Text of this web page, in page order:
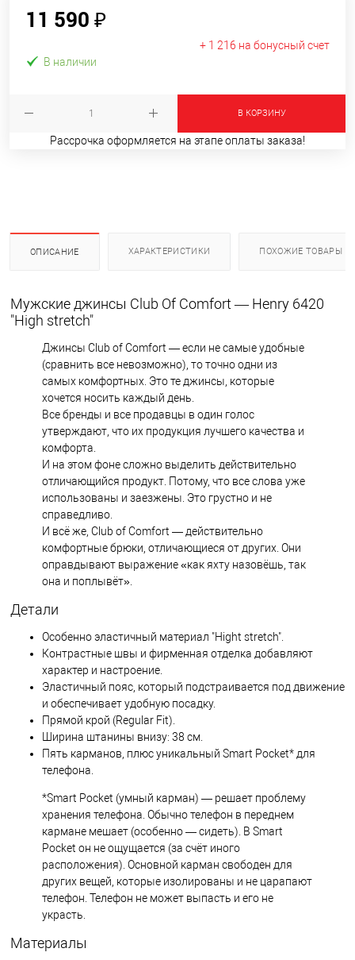
11 590 ₽
+ 1 216 на бонусный счет
В наличии
В КОРЗИНУ
Рассрочка оформляется на этапе оплаты заказа!
ОПИСАНИЕ ХАРАКТЕРИСТИКИ ПОХОЖИЕ ТОВАРЫ
Мужские джинсы Club Of Comfort — Henry 6420
"High stretch"
Джинсы Club of Comfort — если не самые удобные
(сравнить все невозможно), то точно одни из
самых комфортных. Это те джинсы, которые
хочется носить каждый день.
Все бренды и все продавцы в один голос
утверждают, что их продукция лучшего качества и
комфорта.
И на этом фоне сложно выделить действительно
отличающийся продукт. Потому, что все слова уже
использованы и заезжены. Это грустно и не
справедливо.
И всё же, Club of Comfort — действительно
комфортные брюки, отличающиеся от других. Они
оправдывают выражение «как яхту назовёшь, так
она и поплывёт».
Детали
Особенно эластичный материал "Hight stretch".
Контрастные швы и фирменная отделка добавляют
характер и настроение.
Эластичный пояс, который подстраивается под движение
и обеспечивает удобную посадку.
Прямой крой (Regular Fit).
Ширина штанины внизу: 38 см.
Пять карманов, плюс уникальный Smart Pocket* для
телефона.
*Smart Pocket (умный карман) ― решает проблему
хранения телефона. Обычно телефон в переднем
кармане мешает (особенно — сидеть). В Smart
Pocket он не ощущается (за счёт иного
расположения). Основной карман свободен для
других вещей, которые изолированы и не царапают
телефон. Телефон не может выпасть и его не
украсть.
Материалы